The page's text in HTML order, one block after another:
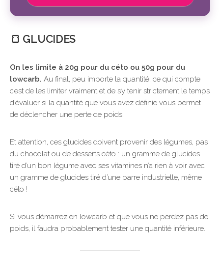
🍞 GLUCIDES
On les limite à 20g pour du céto ou 50g pour du
lowcarb. Au final, peu importe la quantité, ce qui compte
c’est de les limiter vraiment et de s’y tenir strictement le temps
d’évaluer si la quantité que vous avez définie vous permet
de déclencher une perte de poids.
Et attention, ces glucides doivent provenir des légumes, pas
du chocolat ou de desserts céto : un gramme de glucides
tiré d’un bon légume avec ses vitamines n’a rien à voir avec
un gramme de glucides tiré d’une barre industrielle, même
céto !
Si vous démarrez en lowcarb et que vous ne perdez pas de
poids, il faudra probablement tester une quantité inférieure.